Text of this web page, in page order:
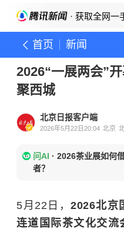
· 获取全网一
首页 新闻
2026“一展两会”
聚西城
北京日报客户端
2026年5月22日20:04 北京
问AI · 2026茶业展如何
者？
5月22日，2026北京
连道国际茶文化交流